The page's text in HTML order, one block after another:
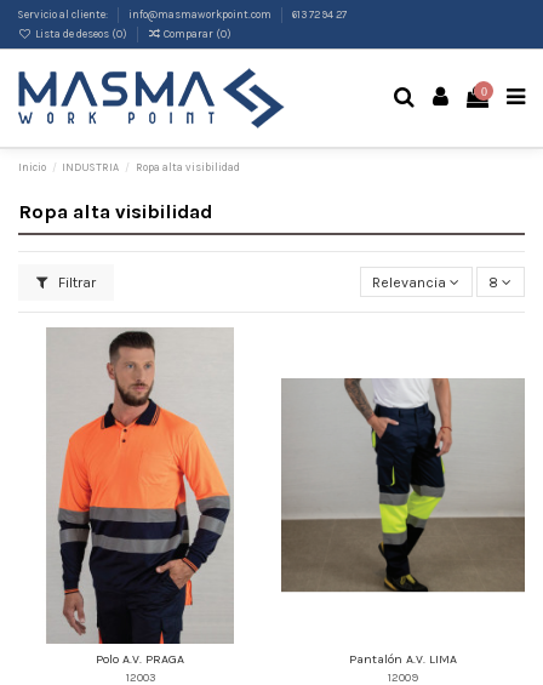
Servicio al cliente: info@masmaworkpoint.com
613 72 94 27
Lista de deseos (0) Comparar (0)
0
Inicio INDUSTRIA Ropa alta visibilidad
Ropa alta visibilidad
Filtrar Relevancia 8
Polo A.V. PRAGA
12003
Pantalón A.V. LIMA
12009